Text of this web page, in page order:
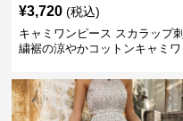
¥3,720 (税込)
キャミワンピース スカラップ刺
繍裾の涼やかコットンキャミワ